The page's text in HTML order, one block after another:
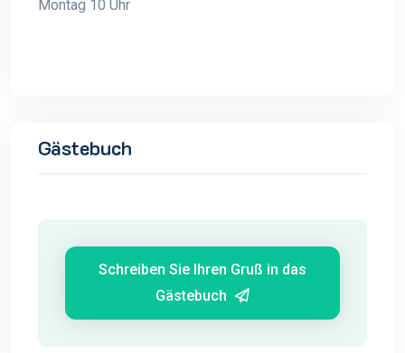
Montag 10 Uhr
Gästebuch
Schreiben Sie Ihren Gruß in das
Gästebuch